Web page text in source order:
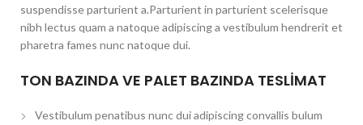
suspendisse parturient a.Parturient in parturient scelerisque
nibh lectus quam a natoque adipiscing a vestibulum hendrerit et
pharetra fames nunc natoque dui.
TON BAZINDA VE PALET BAZINDA TESLİMAT
Vestibulum penatibus nunc dui adipiscing convallis bulum